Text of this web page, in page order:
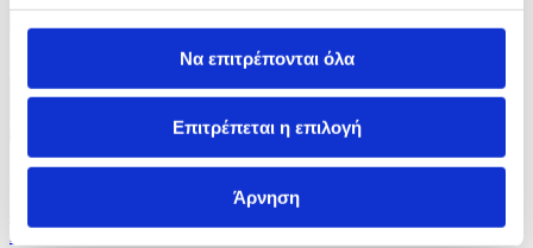
Να επιτρέπονται όλα
Επιτρέπεται η επιλογή
Άρνηση
27/07/2026 09:38